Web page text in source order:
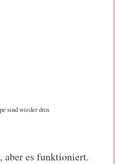
sind wieder drin
aber es funktioniert.